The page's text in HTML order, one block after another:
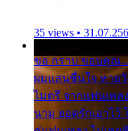
35 views •
ขอ กราบ ขอบคุณ
ผมแสนชื่นใจ หายวั
ไมตรี จากแฟนเพ
นาม ยอดรักเอาไว้